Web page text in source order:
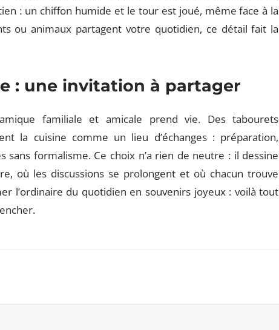
: un chiffon humide et le tour est joué, même face à la
ou animaux partagent votre quotidien, ce détail fait la
: une invitation à partager
familiale et amicale prend vie. Des tabourets
la cuisine comme un lieu d’échanges : préparation,
sans formalisme. Ce choix n’a rien de neutre : il dessine
où les discussions se prolongent et où chacun trouve
l’ordinaire du quotidien en souvenirs joyeux : voilà tout